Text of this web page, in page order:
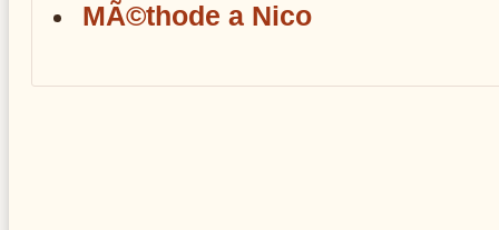
MÃ©thode a Nico